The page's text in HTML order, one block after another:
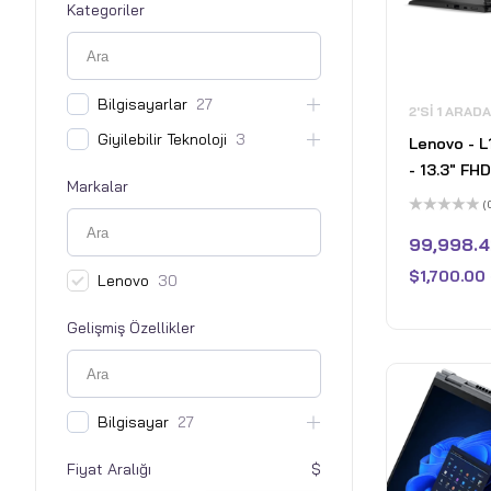
Kategoriler
Bilgisayarlar 27
Giyilebilir Teknoloji 3
Markalar
Lenovo 30
Gelişmiş Özellikler
Bilgisayar 27
Fiyat Aralığı
2'SI 1
Lenovo -
- 13.3"
Kalem -
1255U -
üzerinden
0
aldı
$1,700.00